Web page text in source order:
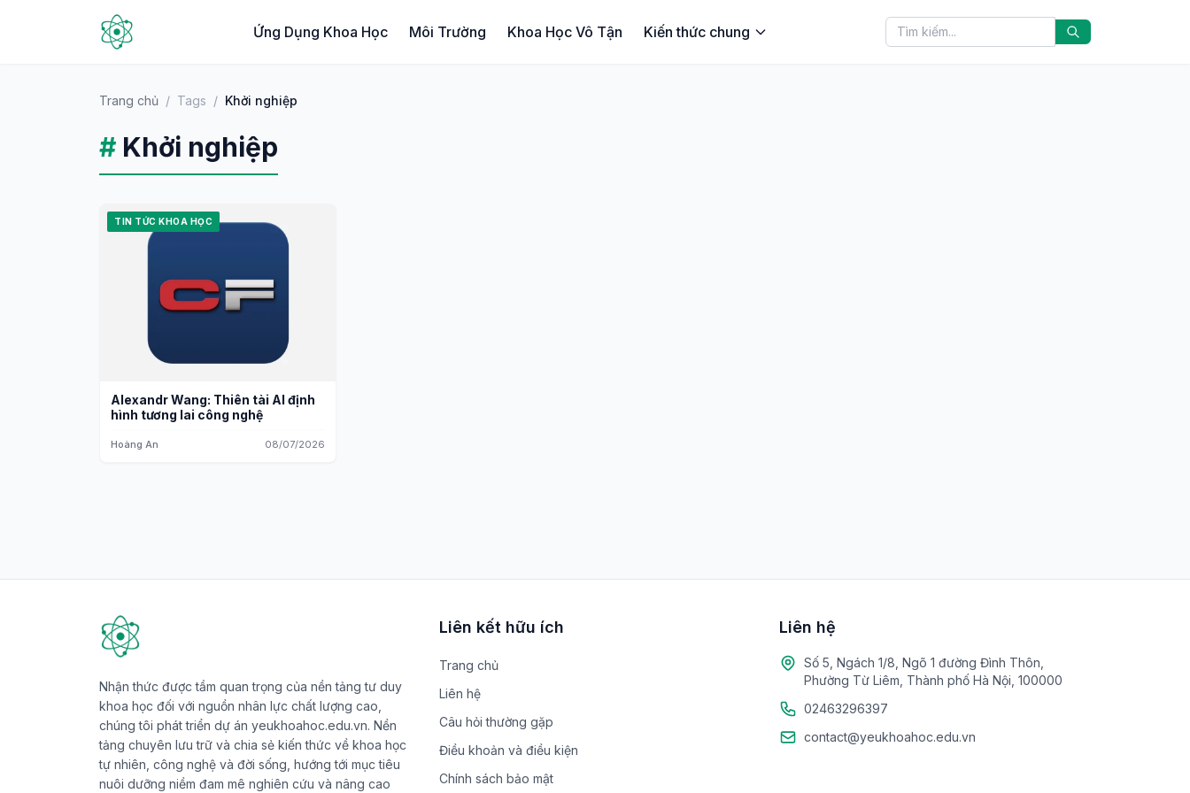
Ứng Dụng Khoa Học Môi Trường Khoa Học Vô Tận Kiến thức chung
Trang chủ / Tags / Khởi nghiệp
# Khởi nghiệp
TIN TỨC KHOA HỌC
Alexandr Wang: Thiên tài AI định
hình tương lai công nghệ
Hoàng An 08/07/2026
Nhận thức được tầm quan trọng của nền tảng tư duy
khoa học đối với nguồn nhân lực chất lượng cao,
chúng tôi phát triển dự án yeukhoahoc.edu.vn. Nền
tảng chuyên lưu trữ và chia sẻ kiến thức về khoa học
tự nhiên, công nghệ và đời sống, hướng tới mục tiêu
nuôi dưỡng niềm đam mê nghiên cứu và nâng cao
Liên kết hữu ích
Trang chủ
Liên hệ
Câu hỏi thường gặp
Điều khoản và điều kiện
Chính sách bảo mật
Liên hệ
Số 5, Ngách 1/8, Ngõ 1 đường Đình Thôn,
Phường Từ Liêm, Thành phố Hà Nội, 100000
02463296397
contact@yeukhoahoc.edu.vn